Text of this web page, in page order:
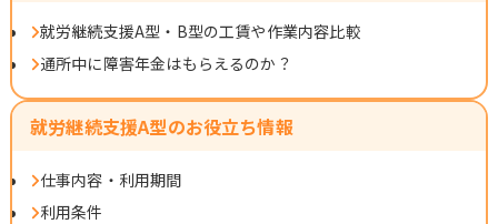
就労継続支援A型・B型の工賃や作業内容比較
通所中に障害年金はもらえるのか？
就労継続支援A型のお役立ち情報
仕事内容・利用期間
利用条件